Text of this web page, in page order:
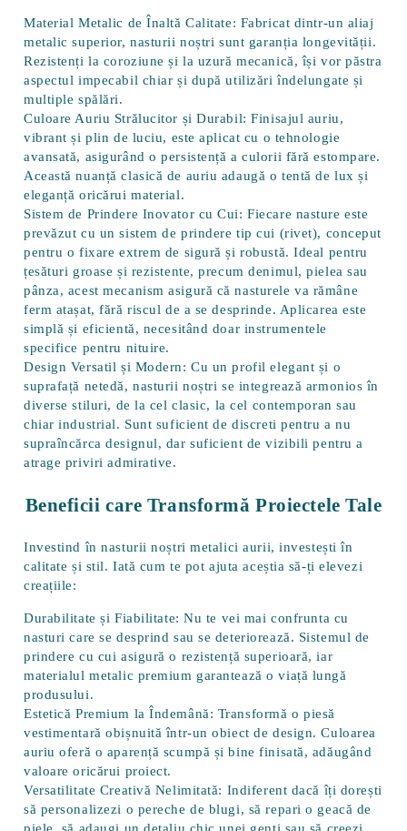
Material Metalic de Înaltă Calitate: Fabricat dintr-un aliaj
metalic superior, nasturii noștri sunt garanția longevității.
Rezistenți la coroziune și la uzură mecanică, își vor păstra
aspectul impecabil chiar și după utilizări îndelungate și
multiple spălări.
Culoare Auriu Strălucitor și Durabil: Finisajul auriu,
vibrant și plin de luciu, este aplicat cu o tehnologie
avansată, asigurând o persistență a culorii fără estompare.
Această nuanță clasică de auriu adaugă o tentă de lux și
eleganță oricărui material.
Sistem de Prindere Inovator cu Cui: Fiecare nasture este
prevăzut cu un sistem de prindere tip cui (rivet), conceput
pentru o fixare extrem de sigură și robustă. Ideal pentru
țesături groase și rezistente, precum denimul, pielea sau
pânza, acest mecanism asigură că nasturele va rămâne
ferm atașat, fără riscul de a se desprinde. Aplicarea este
simplă și eficientă, necesitând doar instrumentele
specifice pentru nituire.
Design Versatil și Modern: Cu un profil elegant și o
suprafață netedă, nasturii noștri se integrează armonios în
diverse stiluri, de la cel clasic, la cel contemporan sau
chiar industrial. Sunt suficient de discreti pentru a nu
supraîncărca designul, dar suficient de vizibili pentru a
atrage priviri admirative.
Beneficii care Transformă Proiectele Tale
Investind în nasturii noștri metalici aurii, investești în
calitate și stil. Iată cum te pot ajuta aceștia să-ți elevezi
creațiile:
Durabilitate și Fiabilitate: Nu te vei mai confrunta cu
nasturi care se desprind sau se deteriorează. Sistemul de
prindere cu cui asigură o rezistență superioară, iar
materialul metalic premium garantează o viață lungă
produsului.
Estetică Premium la Îndemână: Transformă o piesă
vestimentară obișnuită într-un obiect de design. Culoarea
auriu oferă o aparență scumpă și bine finisată, adăugând
valoare oricărui proiect.
Versatilitate Creativă Nelimitată: Indiferent dacă îți dorești
să personalizezi o pereche de blugi, să repari o geacă de